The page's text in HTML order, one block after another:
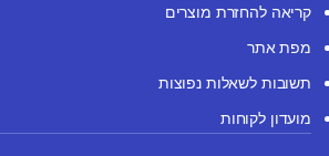
קריאה להחזרת מוצרים
מפת אתר
תשובות לשאלות נפוצות
מועדון לקוחות